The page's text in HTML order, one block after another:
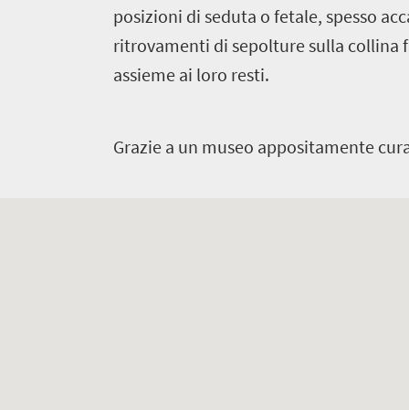
posizioni di seduta o fetale, spesso
ritrovamenti di sepolture sulla collina
assieme ai loro resti.
Grazie a un museo appositamente